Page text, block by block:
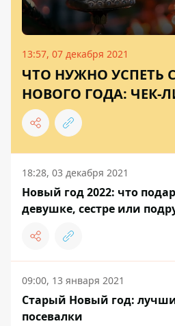
13:57, 07 декабря 2021
ЧТО НУЖНО УСПЕТЬ
НОВОГО ГОДА: ЧЕК-
18:28, 03 декабря 2021
Новый год 2022: что
девушке, сестре или
09:00, 13 января 2021
Старый Новый год:
посевалки